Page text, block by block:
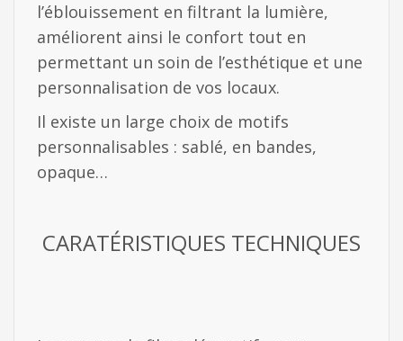
l’éblouissement en filtrant la lumière,
améliorent ainsi le confort tout en
permettant un soin de l’esthétique et une
personnalisation de vos locaux.
Il existe un large choix de motifs
personnalisables : sablé, en bandes,
opaque…
CARATÉRISTIQUES TECHNIQUES